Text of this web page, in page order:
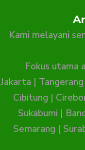
Kami melayani
Fokus utama
Jakarta | Tangerang
Cibitung |
Sukabumi |
Semarang |